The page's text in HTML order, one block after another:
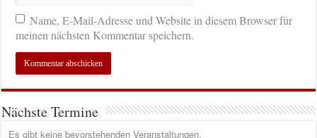
Name, E-Mail-Adresse und Website in diesem Browser für
meinen nächsten Kommentar speichern.
Nächste Termine
Es gibt keine bevorstehenden Veranstaltungen.